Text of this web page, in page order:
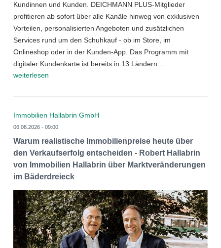
Kundinnen und Kunden. DEICHMANN PLUS-Mitglieder
profitieren ab sofort über alle Kanäle hinweg von exklusiven
Vorteilen, personalisierten Angeboten und zusätzlichen
Services rund um den Schuhkauf - ob im Store, im
Onlineshop oder in der Kunden-App. Das Programm mit
digitaler Kundenkarte ist bereits in 13 Ländern ...
weiterlesen
Immobilien Hallabrin GmbH
06.08.2026 - 09:00
Warum realistische Immobilienpreise heute über
den Verkaufserfolg entscheiden - Robert Hallabrin
von Immobilien Hallabrin über Marktveränderungen
im Bäderdreieck